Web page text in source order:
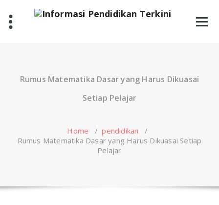
content
Rumus Matematika Dasar yang Harus Dikuasai
Setiap Pelajar
Home /pendidikan /
Rumus Matematika Dasar yang Harus Dikuasai Setiap
Pelajar